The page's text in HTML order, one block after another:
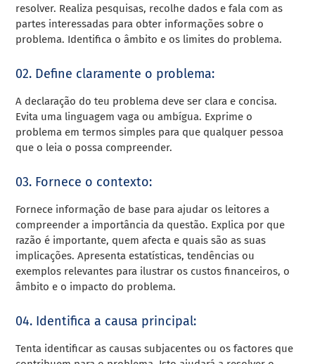
resolver. Realiza pesquisas, recolhe dados e fala com as
partes interessadas para obter informações sobre o
problema. Identifica o âmbito e os limites do problema.
02. Define claramente o problema:
A declaração do teu problema deve ser clara e concisa.
Evita uma linguagem vaga ou ambígua. Exprime o
problema em termos simples para que qualquer pessoa
que o leia o possa compreender.
03. Fornece o contexto:
Fornece informação de base para ajudar os leitores a
compreender a importância da questão. Explica por que
razão é importante, quem afecta e quais são as suas
implicações. Apresenta estatísticas, tendências ou
exemplos relevantes para ilustrar os custos financeiros, o
âmbito e o impacto do problema.
04. Identifica a causa principal:
Tenta identificar as causas subjacentes ou os factores que